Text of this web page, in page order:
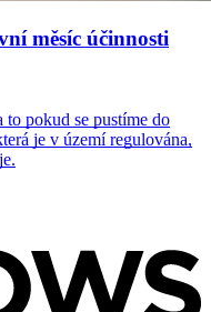
měsíc účinnosti
to pokud se pustíme do
je v území regulována,